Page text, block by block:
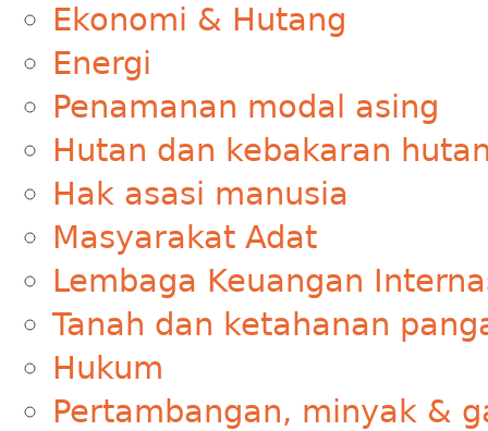
Ekonomi & Hutang
Energi
Penamanan modal asing
Hutan dan kebakaran
Hak asasi manusia
Masyarakat Adat
Lembaga Keuangan
Tanah dan ketahanan
Hukum
Pertambangan, minyak &